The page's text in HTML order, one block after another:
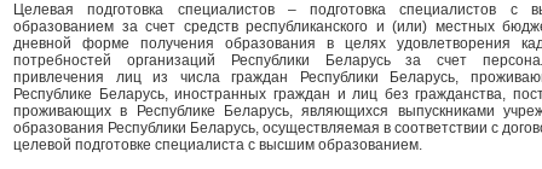
Целевая подготовка специалистов – подготовка специалистов с
образованием за счет средств республиканского и (или) местных
дневной форме получения образования в целях удовлетворения
потребностей организаций Республики Беларусь за счет
привлечения лиц из числа граждан Республики Беларусь,
Республике Беларусь, иностранных граждан и лиц без гражданства,
проживающих в Республике Беларусь, являющихся выпускниками
образования Республики Беларусь, осуществляемая в соответствии с
целевой подготовке специалиста с высшим образованием.